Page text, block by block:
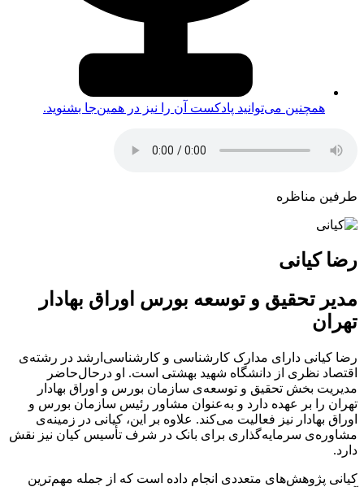
همچنین می‌توانید پادکست آن را نیز در همین‌جا بشنوید.
طرفین مناظره
رضا کیانی
مدیر تحقیق و توسعه بورس اوراق بهادار
تهران
رضا کیانی دارای مدارک کارشناسی و کارشناسی‌ارشد در رشته‌ی
اقتصاد نظری از دانشگاه شهید بهشتی است. او درحال‌حاضر
مدیریت بخش تحقیق و توسعه‌ی سازمان بورس و اوراق بهادار
تهران را بر عهده دارد و به‌عنوان مشاور رئیس ‏سازمان بورس و
اوراق بهادار نیز فعالیت می‌کند. علاوه بر این، کیانی در زمینه‌ی
مشاوره‌ی سرمایه‌گذاری برای بانک در ‏شرف تأسیس کیان نیز نقش
دارد‎.
کیانی پژوهش‌های متعددی انجام داده است که از جمله مهم‌ترین